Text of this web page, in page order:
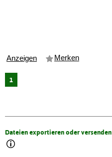
Anzeigen Merken
1
Dateien exportieren oder versenden